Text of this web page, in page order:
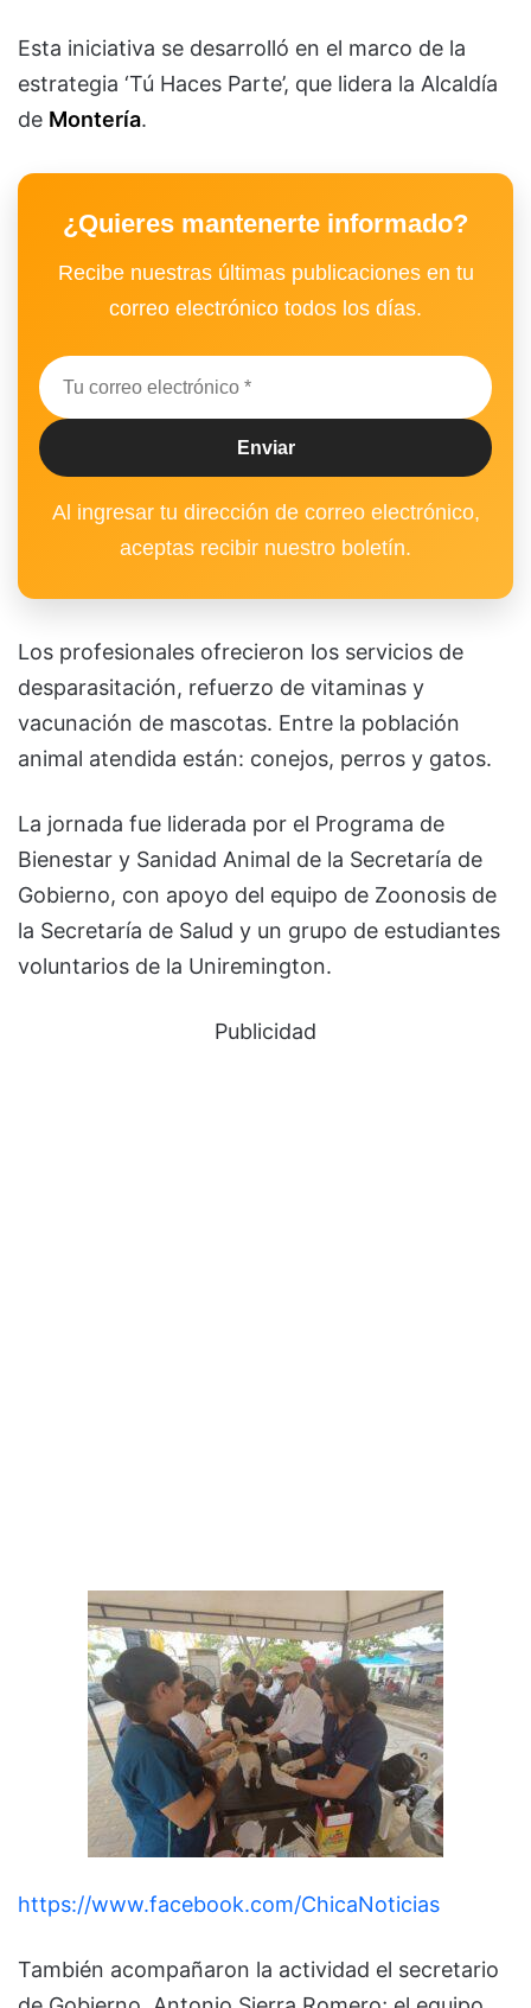
Esta iniciativa se desarrolló en el marco de la
estrategia ‘Tú Haces Parte’, que lidera la Alcaldía
de Montería.
¿Quieres mantenerte informado?
Recibe nuestras últimas publicaciones en tu
correo electrónico todos los días.
Al ingresar tu dirección de correo electrónico,
aceptas recibir nuestro boletín.
Los profesionales ofrecieron los servicios de
desparasitación, refuerzo de vitaminas y
vacunación de mascotas. Entre la población
animal atendida están: conejos, perros y gatos.
La jornada fue liderada por el Programa de
Bienestar y Sanidad Animal de la Secretaría de
Gobierno, con apoyo del equipo de Zoonosis de
la Secretaría de Salud y un grupo de estudiantes
voluntarios de la Uniremington.
Publicidad
https://www.facebook.com/ChicaNoticias
También acompañaron la actividad el secretario